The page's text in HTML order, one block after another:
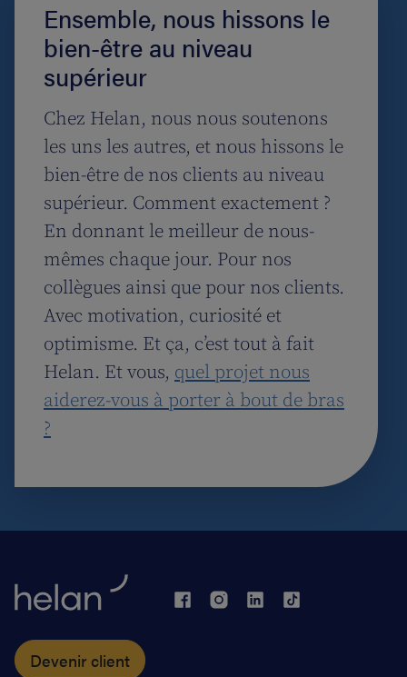
Ensemble, nous hissons le
bien-être au niveau
supérieur
Chez Helan, nous nous soutenons
les uns les autres, et nous hissons le
bien-être de nos clients au niveau
supérieur. Comment exactement ?
En donnant le meilleur de nous-
mêmes chaque jour. Pour nos
collègues ainsi que pour nos clients.
Avec motivation, curiosité et
optimisme. Et ça, c’est tout à fait
Helan. Et vous, quel projet nous
aiderez-vous à porter à bout de bras
?
Devenir client